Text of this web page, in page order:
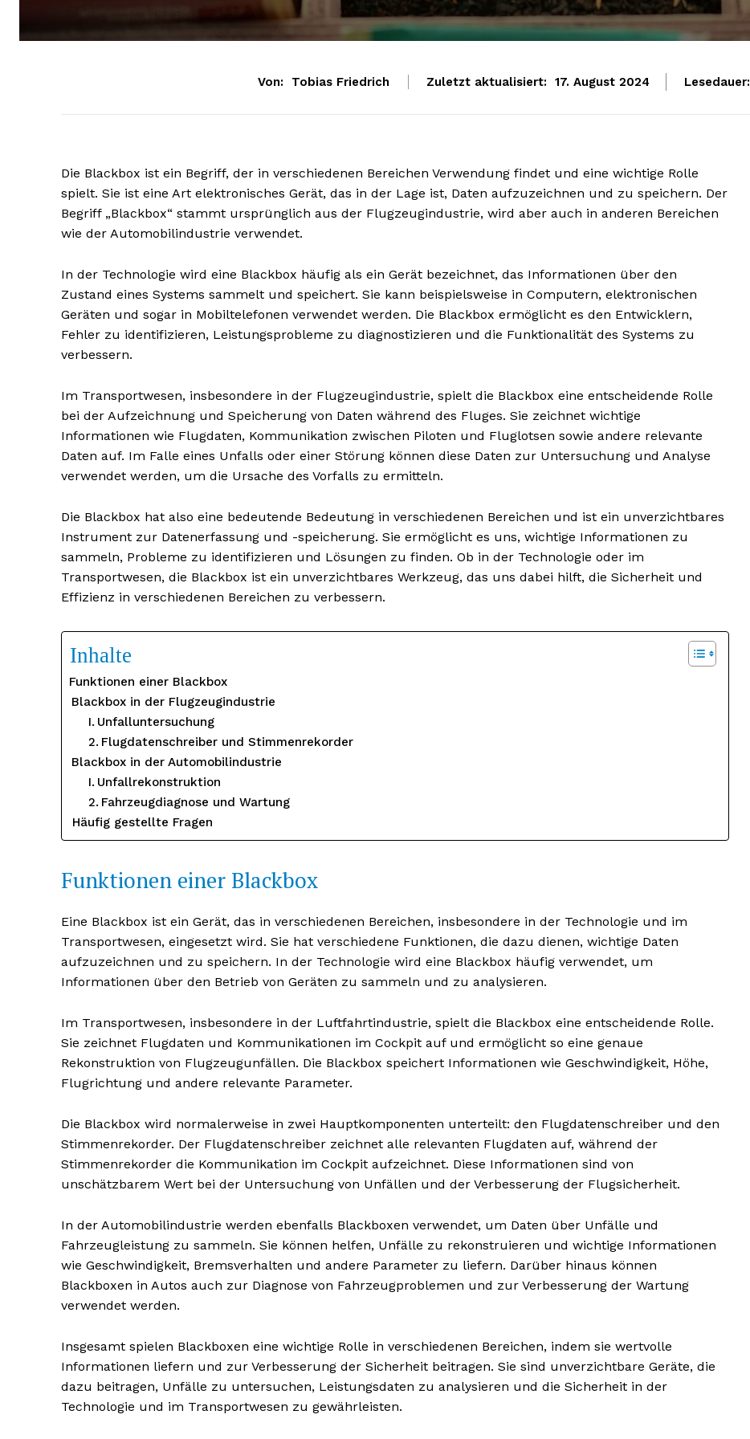
Erhalte unseren
kostenlosen
Newsletter
Inhalte
Von: Tobias Friedrich Zuletzt aktualisiert: 17. August 2024 Lesedauer:
Die Blackbox ist ein Begriff, der in verschiedenen Bereichen Verwendung findet und eine wichtige Rolle
spielt. Sie ist eine Art elektronisches Gerät, das in der Lage ist, Daten aufzuzeichnen und zu speichern. Der
Begriff „Blackbox“ stammt ursprünglich aus der Flugzeugindustrie, wird aber auch in anderen Bereichen
wie der Automobilindustrie verwendet.
In der Technologie wird eine Blackbox häufig als ein Gerät bezeichnet, das Informationen über den
Zustand eines Systems sammelt und speichert. Sie kann beispielsweise in Computern, elektronischen
Geräten und sogar in Mobiltelefonen verwendet werden. Die Blackbox ermöglicht es den Entwicklern,
Fehler zu identifizieren, Leistungsprobleme zu diagnostizieren und die Funktionalität des Systems zu
verbessern.
Im Transportwesen, insbesondere in der Flugzeugindustrie, spielt die Blackbox eine entscheidende Rolle
bei der Aufzeichnung und Speicherung von Daten während des Fluges. Sie zeichnet wichtige
Informationen wie Flugdaten, Kommunikation zwischen Piloten und Fluglotsen sowie andere relevante
Daten auf. Im Falle eines Unfalls oder einer Störung können diese Daten zur Untersuchung und Analyse
verwendet werden, um die Ursache des Vorfalls zu ermitteln.
Die Blackbox hat also eine bedeutende Bedeutung in verschiedenen Bereichen und ist ein unverzichtbares
Instrument zur Datenerfassung und -speicherung. Sie ermöglicht es uns, wichtige Informationen zu
sammeln, Probleme zu identifizieren und Lösungen zu finden. Ob in der Technologie oder im
Transportwesen, die Blackbox ist ein unverzichtbares Werkzeug, das uns dabei hilft, die Sicherheit und
Effizienz in verschiedenen Bereichen zu verbessern.
Inhalte
Funktionen einer Blackbox
Blackbox in der Flugzeugindustrie
Unfalluntersuchung
Flugdatenschreiber und Stimmenrekorder
Blackbox in der Automobilindustrie
Unfallrekonstruktion
Fahrzeugdiagnose und Wartung
Häufig gestellte Fragen
Funktionen einer Blackbox
Eine Blackbox ist ein Gerät, das in verschiedenen Bereichen, insbesondere in der Technologie und im
Transportwesen, eingesetzt wird. Sie hat verschiedene Funktionen, die dazu dienen, wichtige Daten
aufzuzeichnen und zu speichern. In der Technologie wird eine Blackbox häufig verwendet, um
Informationen über den Betrieb von Geräten zu sammeln und zu analysieren.
Im Transportwesen, insbesondere in der Luftfahrtindustrie, spielt die Blackbox eine entscheidende Rolle.
Sie zeichnet Flugdaten und Kommunikationen im Cockpit auf und ermöglicht so eine genaue
Rekonstruktion von Flugzeugunfällen. Die Blackbox speichert Informationen wie Geschwindigkeit, Höhe,
Flugrichtung und andere relevante Parameter.
Die Blackbox wird normalerweise in zwei Hauptkomponenten unterteilt: den Flugdatenschreiber und den
Stimmenrekorder. Der Flugdatenschreiber zeichnet alle relevanten Flugdaten auf, während der
Stimmenrekorder die Kommunikation im Cockpit aufzeichnet. Diese Informationen sind von
unschätzbarem Wert bei der Untersuchung von Unfällen und der Verbesserung der Flugsicherheit.
In der Automobilindustrie werden ebenfalls Blackboxen verwendet, um Daten über Unfälle und
Fahrzeugleistung zu sammeln. Sie können helfen, Unfälle zu rekonstruieren und wichtige Informationen
wie Geschwindigkeit, Bremsverhalten und andere Parameter zu liefern. Darüber hinaus können
Blackboxen in Autos auch zur Diagnose von Fahrzeugproblemen und zur Verbesserung der Wartung
verwendet werden.
Insgesamt spielen Blackboxen eine wichtige Rolle in verschiedenen Bereichen, indem sie wertvolle
Informationen liefern und zur Verbesserung der Sicherheit beitragen. Sie sind unverzichtbare Geräte, die
dazu beitragen, Unfälle zu untersuchen, Leistungsdaten zu analysieren und die Sicherheit in der
Technologie und im Transportwesen zu gewährleisten.